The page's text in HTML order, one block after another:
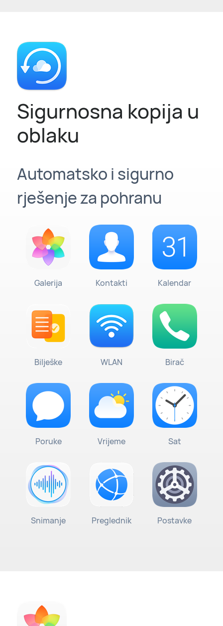
Sigurnosna kopija u
oblaku
Automatsko i sigurno
rješenje za pohranu
Galerija Kontakti Kalendar
Bilješke WLAN Birač
Poruke Vrijeme Sat
Snimanje Preglednik Postavke